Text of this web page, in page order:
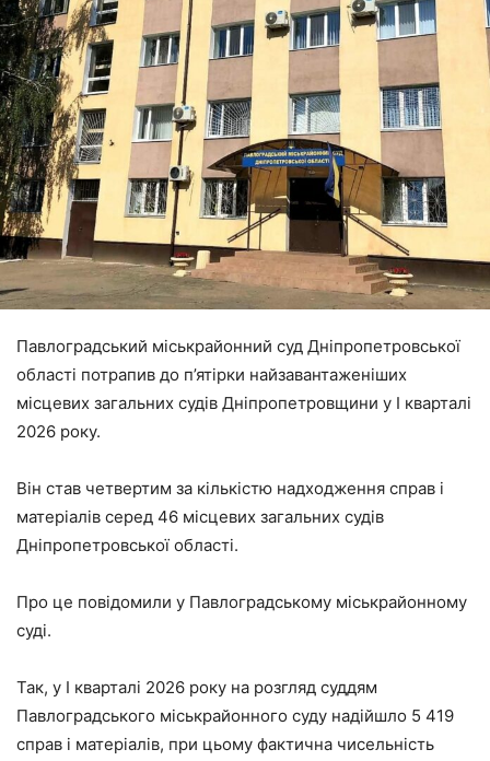
Павлоградський міськрайонний суд Дніпропетровської
області потрапив до п’ятірки найзавантаженіших
місцевих загальних судів Дніпропетровщини у І кварталі
2026 року.
Він став четвертим за кількістю надходження справ і
матеріалів серед 46 місцевих загальних судів
Дніпропетровської області.
Про це повідомили у Павлоградському міськрайонному
суді.
Так, у І кварталі 2026 року на розгляд суддям
Павлоградського міськрайонного суду надійшло 5 419
справ і матеріалів, при цьому фактична чисельність